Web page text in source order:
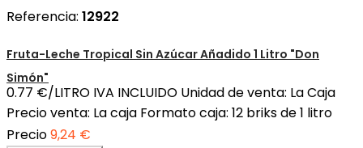
Referencia: 12922
Fruta-Leche Tropical Sin Azúcar Añadido 1 Litro "Don
Simón"
0.77 €/LITRO IVA INCLUIDO Unidad de venta: La Caja
Precio venta: La caja Formato caja: 12 briks de 1 litro
Precio9,24 €